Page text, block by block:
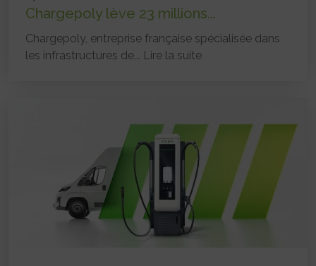
Chargepoly lève 23 millions...
Chargepoly, entreprise française spécialisée dans
les infrastructures de... Lire la suite